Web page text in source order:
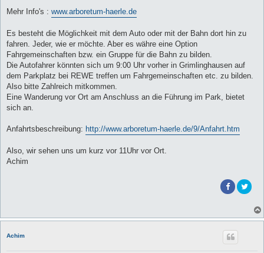
Mehr Info's : www.arboretum-haerle.de
Es besteht die Möglichkeit mit dem Auto oder mit der Bahn dort hin zu
fahren. Jeder, wie er möchte. Aber es währe eine Option
Fahrgemeinschaften bzw. ein Gruppe für die Bahn zu bilden.
Die Autofahrer könnten sich um 9:00 Uhr vorher in Grimlinghausen auf
dem Parkplatz bei REWE treffen um Fahrgemeinschaften etc. zu bilden.
Also bitte Zahlreich mitkommen.
Eine Wanderung vor Ort am Anschluss an die Führung im Park, bietet
sich an.
Anfahrtsbeschreibung: http://www.arboretum-haerle.de/9/Anfahrt.htm
Also, wir sehen uns um kurz vor 11Uhr vor Ort.
Achim
Achim